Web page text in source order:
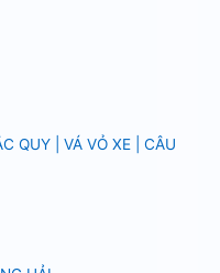
QUY | VÁ VỎ XE | CÂU